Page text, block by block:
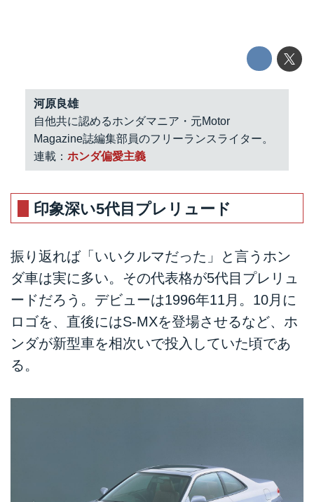
河原良雄
自他共に認めるホンダマニア・元Motor
Magazine誌編集部員のフリーランスライター。
連載： ホンダ偏愛主義
印象深い5代目プレリュード
振り返れば「いいクルマだった」と言うホン
ダ車は実に多い。その代表格が5代目プレリュ
ードだろう。デビューは1996年11月。10月に
ロゴを、直後にはS-MXを登場させるなど、ホ
ンダが新型車を相次いで投入していた頃であ
る。